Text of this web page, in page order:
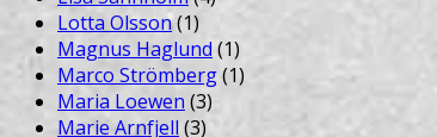
Lotta Olsson(1)
Magnus Haglund(1)
Marco Strömberg(1)
Maria Loewen (3)
Marie Arnfjell (3)